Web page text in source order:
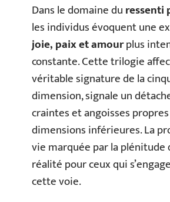
Dans le domaine duressenti
les individus évoquent une
joie, paix et amourplus
constante. Cette trilogie
véritable signature de la
dimension, signale un
craintes et angoisses
dimensions inférieures. La
vie marquée par la
réalité pour ceux qui
cette voie.